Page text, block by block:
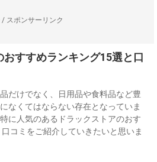
/ スポンサーリンク
すすめランキング15選と口
だけでなく、日用品や食料品など豊
なくてはならない存在となっていま
に人気のあるドラックストアのおす
コミをご紹介していきたいと思いま